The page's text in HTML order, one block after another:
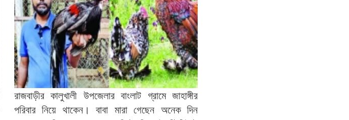
রাজবাড়ীর কালুখালী উপজেলার বাংলাট গ্রামে জাহাঙ্গীর
পরিবার নিয়ে থাকেন। বাবা মারা গেছেন অনেক দিন